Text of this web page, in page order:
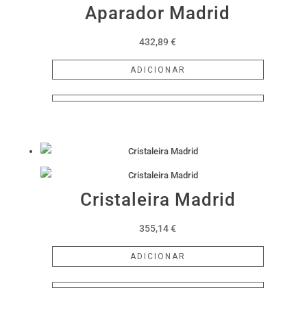
page
Aparador Madrid
432,89€
ADICIONAR
Cristaleira Madrid
355,14€
ADICIONAR